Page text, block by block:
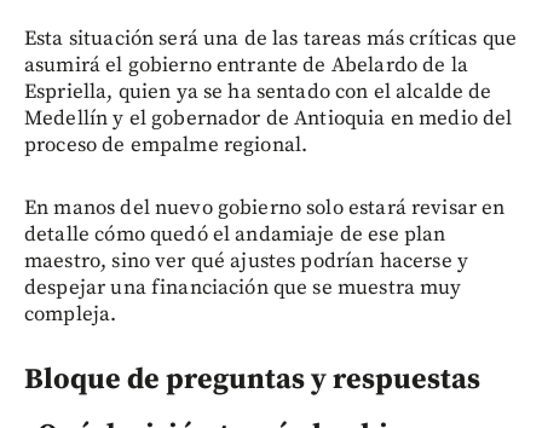
Esta situación será una de las tareas más críticas que
asumirá el gobierno entrante de Abelardo de la
Espriella, quien ya se ha sentado con el alcalde de
Medellín y el gobernador de Antioquia en medio del
proceso de empalme regional.
En manos del nuevo gobierno solo estará revisar en
detalle cómo quedó el andamiaje de ese plan
maestro, sino ver qué ajustes podrían hacerse y
despejar una financiación que se muestra muy
compleja.
Bloque de preguntas y respuestas